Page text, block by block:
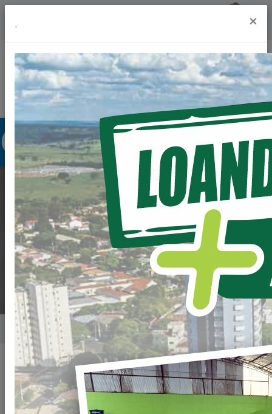
VEM AÍ O PARQUE
AMBIENTAL
MARANATA.
Home Notícias
Publicado em: 18/12/2025 13:00
. ×